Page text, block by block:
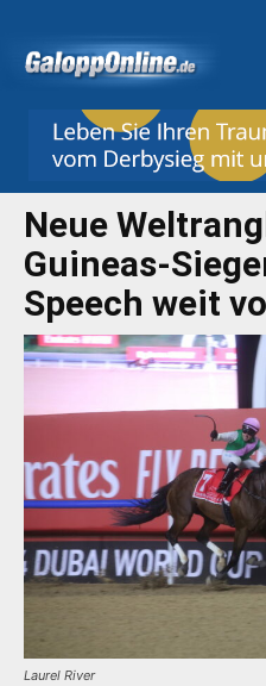
Neue
Guineas-
Speech weit
Laurel River